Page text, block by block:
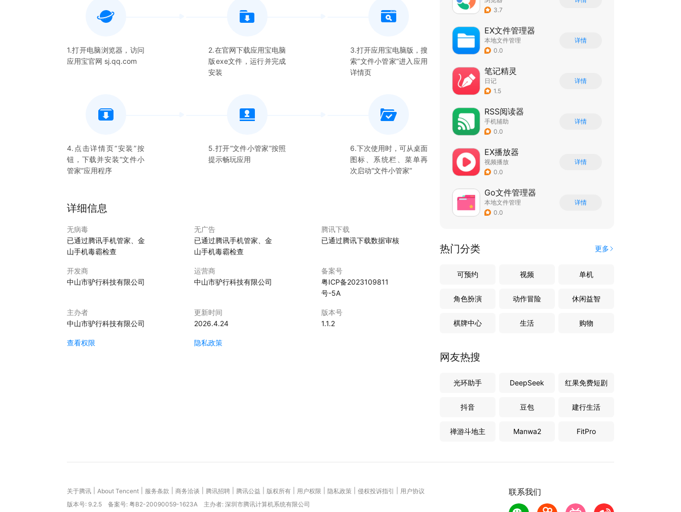
文件管理乐园。
强大的压缩解压功能： 快速处理各类压缩文件，确保您对于文件的管理更加高效。
1.打开电脑浏览器，访问
应用宝官网 sj.qq.com
2.在官网下载应用宝电脑
版exe文件，运行并完成
安装
3.打开应用宝电脑版，搜
索“文件小管家”进入应用
详情页
4.点击详情页“安装”按
钮，下载并安装“文件小
管家”应用程序
5.打开“文件小管家”按照
提示畅玩应用
6.下次使用时，可从桌面
图标、系统栏、菜单再
次启动“文件小管家”
详细信息
无病毒
已通过腾讯手机管家、金
山手机毒霸检查
无广告
已通过腾讯手机管家、金
山手机毒霸检查
腾讯下载
已通过腾讯下载数据审核
开发商
中山市驴行科技有限公司
运营商
中山市驴行科技有限公司
备案号
粤ICP备2023109811
号-5A
主办者
中山市驴行科技有限公司
更新时间
2026.4.24
版本号
1.1.2
查看权限 隐私政策
3.7
EX文件管理器
本地文件管理
0.0
详情
笔记精灵
日记
1.5
详情
RSS阅读器
手机辅助
0.0
详情
EX播放器
视频播放
0.0
详情
Go文件管理器
本地文件管理
0.0
详情
热门分类 更多
可预约 视频 单机
角色扮演 动作冒险 休闲益智
棋牌中心 生活 购物
网友热搜
光环助手 DeepSeek 红果免费短剧
抖音 豆包 建行生活
禅游斗地主 Manwa2 FitPro
联系我们
关于腾讯 About Tencent 服务条款 商务洽谈 腾讯招聘 腾讯公益 版权所有 用户权限 隐私政策 侵权投诉指引
用户协议
版本号: 9.2.5 备案号: 粤B2-20090059-1623A 主办者: 深圳市腾讯计算机系统有限公司